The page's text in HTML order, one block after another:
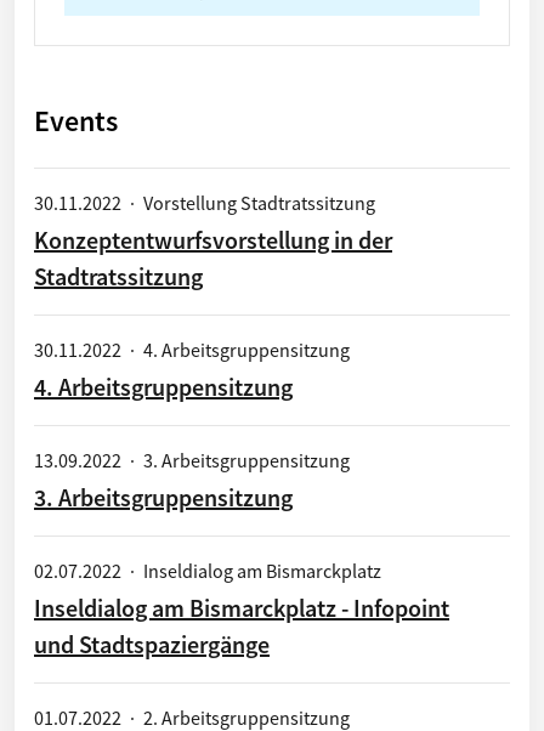
Merkmale an und laden Sie ein Foto vom Ort hoch
(wenn vorhanden). Vielen Dank für Ihr Mitwirken!
Events
30.11.2022 · Vorstellung Stadtratssitzung
Konzeptentwurfsvorstellung in der
Stadtratssitzung
30.11.2022 · 4. Arbeitsgruppensitzung
4. Arbeitsgruppensitzung
13.09.2022 · 3. Arbeitsgruppensitzung
3. Arbeitsgruppensitzung
02.07.2022 · Inseldialog am Bismarckplatz
Inseldialog am Bismarckplatz - Infopoint
und Stadtspaziergänge
01.07.2022 · 2. Arbeitsgruppensitzung